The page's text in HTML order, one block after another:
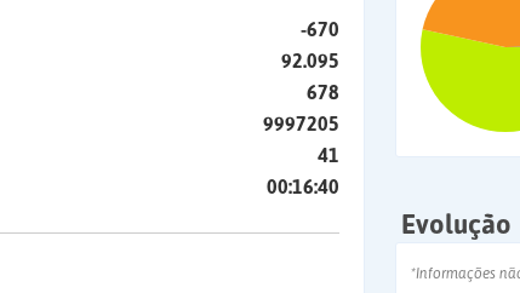
-670
92.095
678
9997205
41
00:16:40
Evolução
*Informações